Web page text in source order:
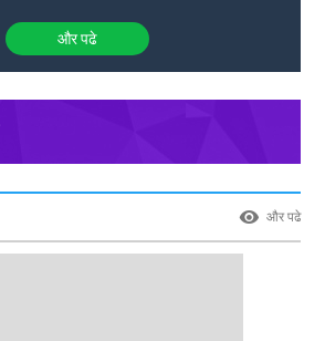
और पढे
और पढे